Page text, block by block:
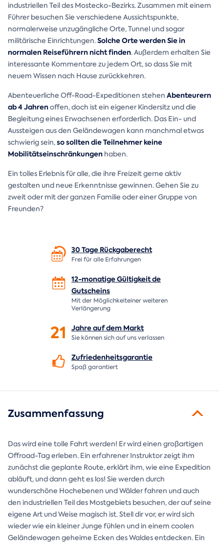
industriellen Teil des Mostecko-Bezirks. Zusammen mit einem
Führer besuchen Sie verschiedene Aussichtspunkte,
normalerweise unzugängliche Orte, Tunnel und sogar
militärische Einrichtungen.Solche Orte werden Sie in
normalen Reiseführern nicht finden. Außerdem erhalten Sie
interessante Kommentare zu jedem Ort, so dass Sie mit
neuem Wissen nach Hause zurückkehren.
Abenteuerliche Off-Road-Expeditionen stehen Abenteurern
ab 4 Jahrenoffen, doch ist ein eigener Kindersitz und die
Begleitung eines Erwachsenen erforderlich. Das Ein- und
Aussteigen aus den Geländewagen kann manchmal etwas
schwierig sein,so sollten die Teilnehmer keine
Mobilitätseinschränkungen haben.
Ein tolles Erlebnis für alle, die ihre Freizeit gerne aktiv
gestalten und neue Erkenntnisse gewinnen. Gehen Sie zu
zweit oder mit der ganzen Familie oder einer Gruppe von
Freunden?
30 Tage Rückgaberecht
Frei für alle Erfahrungen
12-monatige Gültigkeit de
Gutscheins
Mit der Möglichkeiteiner weiteren
Verlängerung
21 Jahre auf dem Markt
Sie können sich auf uns verlassen
Zufriedenheitsgarantie
Spaß garantiert
Zusammenfassung
Das wird eine tolle Fahrt werden! Er wird einen großartigen
Offroad-Tag erleben. Ein erfahrener Instruktor zeigt ihm
zunächst die geplante Route, erklärt ihm, wie eine Expedition
abläuft, und dann geht es los! Sie werden durch
wunderschöne Hochebenen und Wälder fahren und auch
den industriellen Teil des Mostgebiets besuchen, der auf seine
eigene Art und Weise magisch ist. Stell dir vor, er wird sich
wieder wie ein kleiner Junge fühlen und in einem coolen
Geländewagen geheime Ecken des Waldes entdecken. Ein